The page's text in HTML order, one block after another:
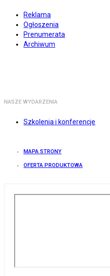
Reklama
Ogłoszenia
Prenumerata
Archiwum
NASZE WYDARZENIA
Szkolenia i konferencje
MAPA STRONY
OFERTA PRODUKTOWA